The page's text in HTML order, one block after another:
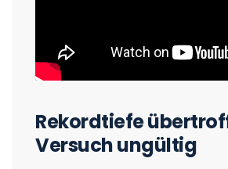
Rekordtiefe
Versuch ungültig